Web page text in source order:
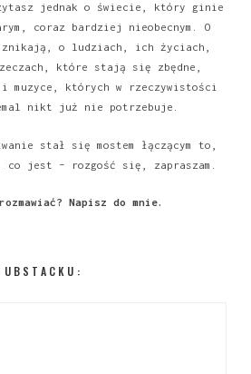
jednak o świecie, który ginie
coraz bardziej nieobecnym. O
o ludziach, ich życiach,
które stają się zbędne,
muzyce, których w rzeczywistości
nikt już nie potrzebuje.
stał się mostem łączącym to,
co jest – rozgość się, zapraszam.
Napisz do mnie.